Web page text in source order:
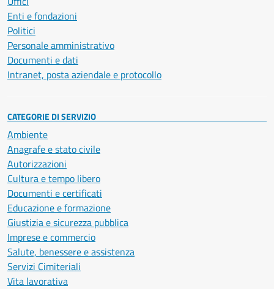
Enti e fondazioni
Politici
Personale amministrativo
Documenti e dati
Intranet, posta aziendale e protocollo
CATEGORIE DI SERVIZIO
Ambiente
Anagrafe e stato civile
Autorizzazioni
Cultura e tempo libero
Documenti e certificati
Educazione e formazione
Giustizia e sicurezza pubblica
Imprese e commercio
Salute, benessere e assistenza
Servizi Cimiteriali
Vita lavorativa